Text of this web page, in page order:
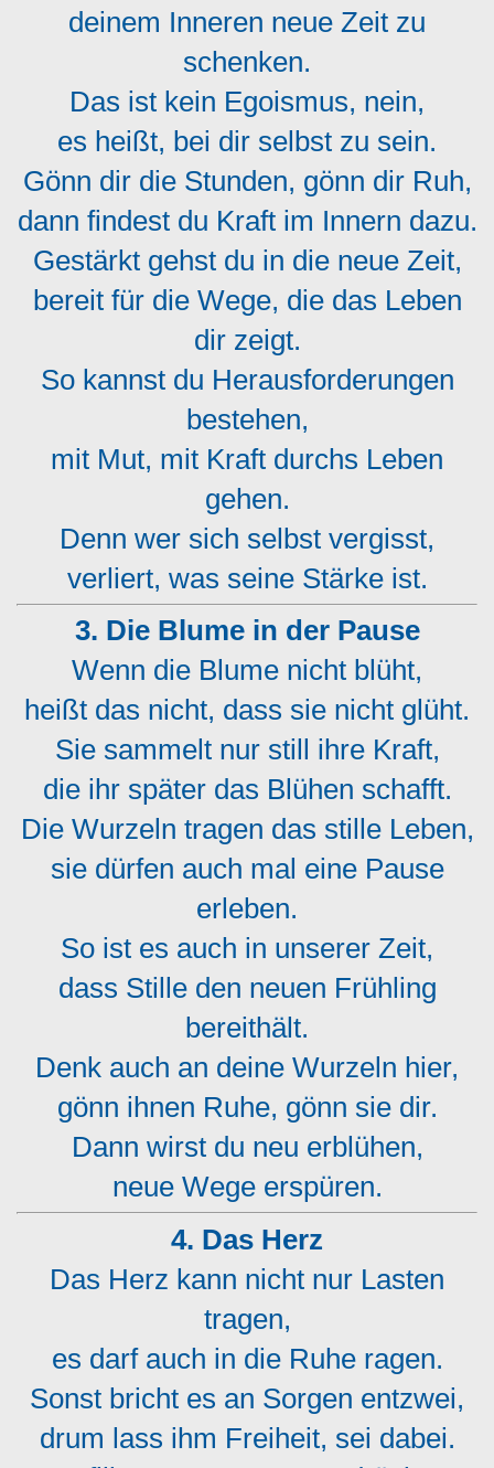
deinem Inneren neue Zeit zu
schenken.
Das ist kein Egoismus, nein,
es heißt, bei dir selbst zu sein.
Gönn dir die Stunden, gönn dir Ruh,
dann findest du Kraft im Innern dazu.
Gestärkt gehst du in die neue Zeit,
bereit für die Wege, die das Leben
dir zeigt.
So kannst du Herausforderungen
bestehen,
mit Mut, mit Kraft durchs Leben
gehen.
Denn wer sich selbst vergisst,
verliert, was seine Stärke ist.
3. Die Blume in der Pause
Wenn die Blume nicht blüht,
heißt das nicht, dass sie nicht glüht.
Sie sammelt nur still ihre Kraft,
die ihr später das Blühen schafft.
Die Wurzeln tragen das stille Leben,
sie dürfen auch mal eine Pause
erleben.
So ist es auch in unserer Zeit,
dass Stille den neuen Frühling
bereithält.
Denk auch an deine Wurzeln hier,
gönn ihnen Ruhe, gönn sie dir.
Dann wirst du neu erblühen,
neue Wege erspüren.
4. Das Herz
Das Herz kann nicht nur Lasten
tragen,
es darf auch in die Ruhe ragen.
Sonst bricht es an Sorgen entzwei,
drum lass ihm Freiheit, sei dabei.